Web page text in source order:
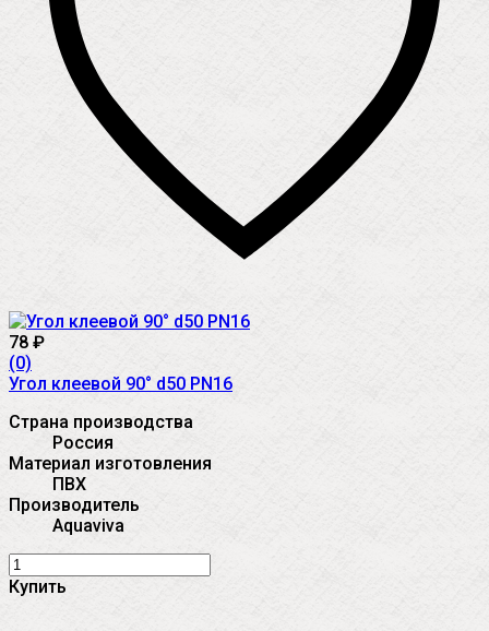
78 ₽
(0)
Угол клеевой 90° d50 PN16
Страна производства
Россия
Материал изготовления
ПВХ
Производитель
Aquaviva
Купить